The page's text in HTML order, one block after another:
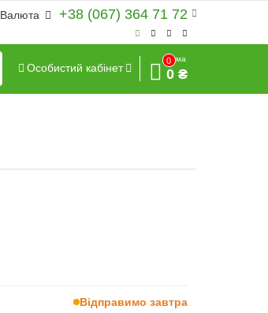
+38 (067) 364 71 72
Валюта
Особистий кабінет
0
Сума
0 ₴
Відправимо завтра